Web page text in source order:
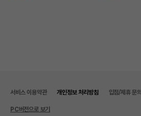
서비스 이용약관 개인정보 처리방침 입점/제휴 문의
PC버전으로 보기